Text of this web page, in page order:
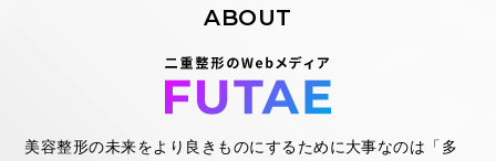
ABOUT
美容整形の未来をより良きものにするために大事なのは「多